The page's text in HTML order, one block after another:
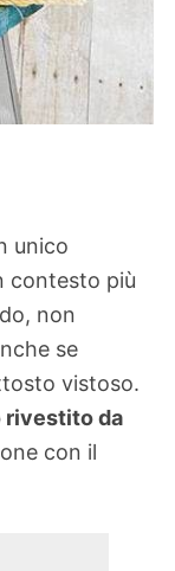
unico
contesto più
non
se
vistoso.
rivestito da
con il